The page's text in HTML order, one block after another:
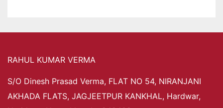
RAHUL KUMAR VERMA
S/O Dinesh Prasad Verma, FLAT NO 54, NIRANJANI
AKHADA FLATS, JAGJEETPUR KANKHAL, Hardwar,